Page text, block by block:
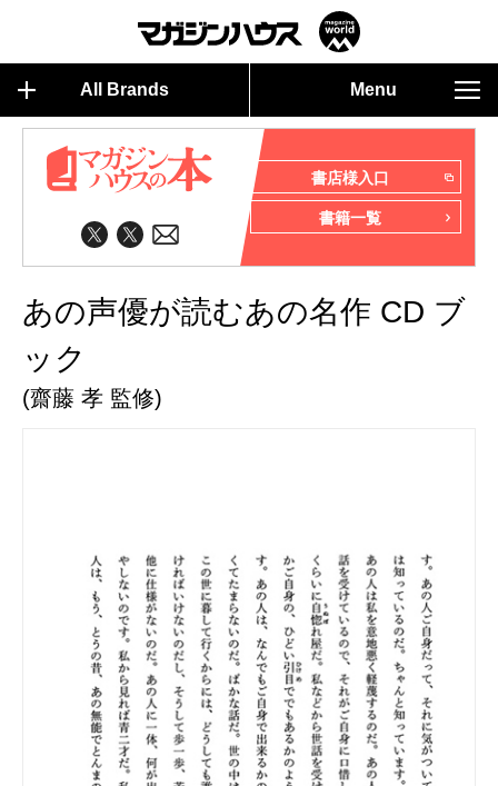
All Brands Menu
書店様入口
書籍一覧
あの声優が読むあの名作 CD ブ
ック
(齋藤 孝 監修)